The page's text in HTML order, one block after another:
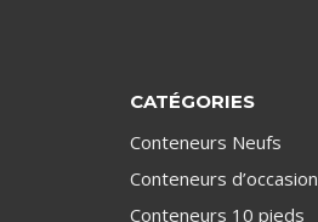
CATÉGORIES
Conteneurs Neufs
Conteneurs d’occasion
Conteneurs 10 pieds